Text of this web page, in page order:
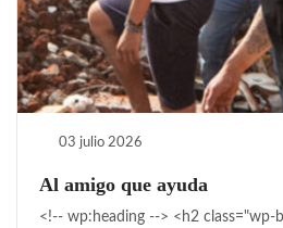
03 julio 2026
Al amigo que ayuda
<!-- wp:heading --> <h2 class="wp-